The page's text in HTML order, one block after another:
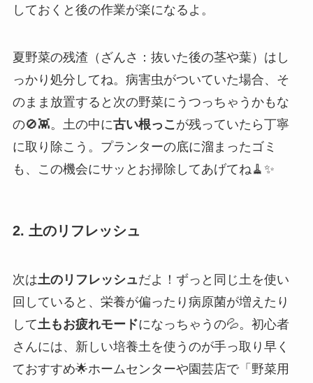
しておくと後の作業が楽になるよ。
夏野菜の残渣（ざんさ：抜いた後の茎や葉）はし
っかり処分してね。病害虫がついていた場合、そ
のまま放置すると次の野菜にうつっちゃうかもな
の🚫👾。土の中に古い根っこが残っていたら丁寧
に取り除こう。プランターの底に溜まったゴミ
も、この機会にサッとお掃除してあげてね🧹✨
2. 土のリフレッシュ
次は土のリフレッシュだよ！ずっと同じ土を使い
回していると、栄養が偏ったり病原菌が増えたり
して 土もお疲れモードになっちゃうの💦。初心者
さんには、新しい培養土を使うのが手っ取り早く
ておすすめ🌟ホームセンターや園芸店で「野菜用